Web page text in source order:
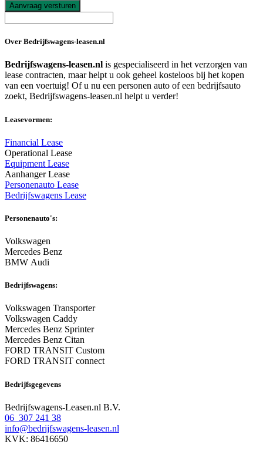
Aanvraag versturen
Over Bedrijfswagens-leasen.nl
Bedrijfswagens-leasen.nl is gespecialiseerd in het verzorgen van
lease contracten, maar helpt u ook geheel kosteloos bij het kopen
van een voertuig! Of u nu een personen auto of een bedrijfsauto
zoekt, Bedrijfswagens-leasen.nl helpt u verder!
Leasevormen:
Financial Lease
Operational Lease
Equipment Lease
Aanhanger Lease
Personenauto Lease
Bedrijfswagens Lease
Personenauto's:
Volkswagen
Mercedes Benz
BMW Audi
Bedrijfswagens:
Volkswagen Transporter
Volkswagen Caddy
Mercedes Benz Sprinter
Mercedes Benz Citan
FORD TRANSIT Custom
FORD TRANSIT connect
Bedrijfsgegevens
Bedrijfswagens-Leasen.nl B.V.
06 307 241 38
info@bedrijfswagens-leasen.nl
KVK: 86416650